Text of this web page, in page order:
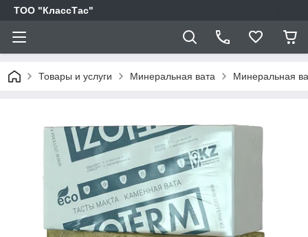
ТОО "КлассТас"
Товары и услуги Минеральная вата Минеральная